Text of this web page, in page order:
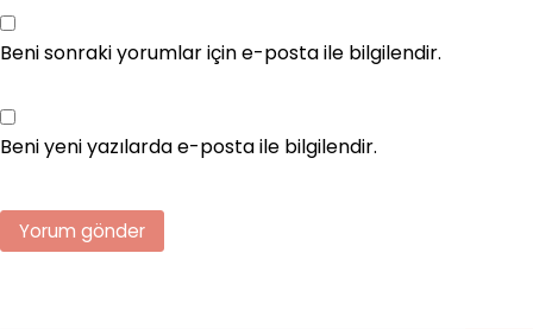
Beni sonraki yorumlar için e-posta ile bilgilendir.
Beni yeni yazılarda e-posta ile bilgilendir.